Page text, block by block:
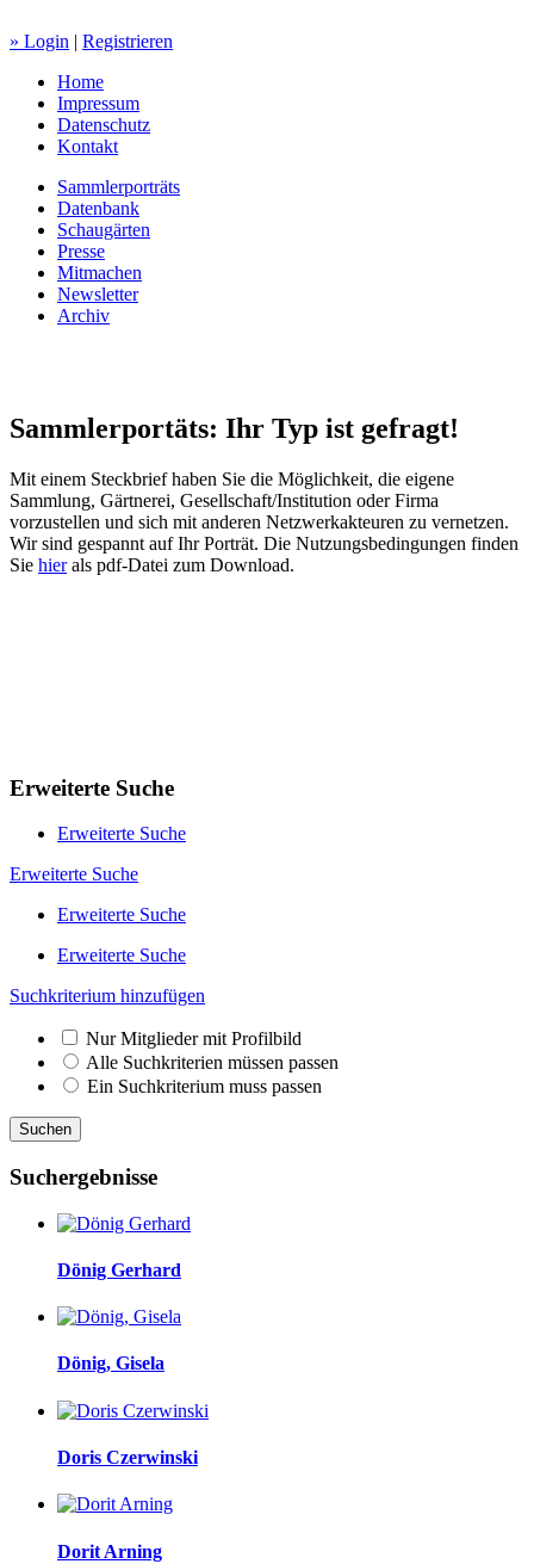
» Login | Registrieren
Home
Impressum
Datenschutz
Kontakt
Sammlerporträts
Datenbank
Schaugärten
Presse
Mitmachen
Newsletter
Archiv
Sammlerportäts: Ihr Typ ist gefragt!
Mit einem Steckbrief haben Sie die Möglichkeit, die eigene
Sammlung, Gärtnerei, Gesellschaft/Institution oder Firma
vorzustellen und sich mit anderen Netzwerkakteuren zu vernetzen.
Wir sind gespannt auf Ihr Porträt. Die Nutzungsbedingungen finden
Sie hierals pdf-Datei zum Download.
Erweiterte Suche
Erweiterte Suche
Erweiterte Suche
Erweiterte Suche
Erweiterte Suche
Suchkriterium hinzufügen
Nur Mitglieder mit Profilbild
Alle Suchkriterien müssen passen
Ein Suchkriterium muss passen
Suchergebnisse
Dönig Gerhard
Dönig, Gisela
Doris Czerwinski
Dorit Arning